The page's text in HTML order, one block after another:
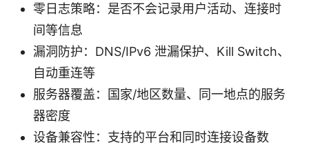
零日志策略：是否不会记录用户活动、连接时
间等信息
漏洞防护：DNS/IPv6 泄漏保护、Kill Switch、
自动重连等
服务器覆盖：国家/地区数量、同一地点的服务
器密度
设备兼容性：支持的平台和同时连接设备数